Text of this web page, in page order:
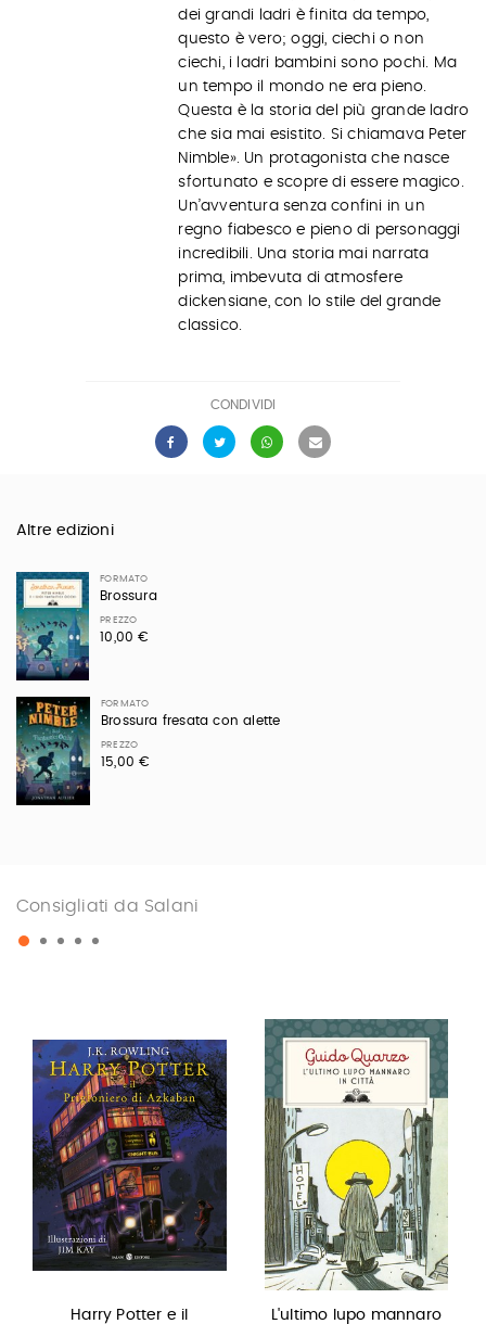
dei grandi ladri è finita da tempo,
questo è vero; oggi, ciechi o non
ciechi, i ladri bambini sono pochi. Ma
un tempo il mondo ne era pieno.
Questa è la storia del più grande ladro
che sia mai esistito. Si chiamava Peter
Nimble». Un protagonista che nasce
sfortunato e scopre di essere magico.
Un’avventura senza confini in un
regno fiabesco e pieno di personaggi
incredibili. Una storia mai narrata
prima, imbevuta di atmosfere
dickensiane, con lo stile del grande
classico.
CONDIVIDI
Altre edizioni
FORMATO
Brossura
PREZZO
10,00 €
FORMATO
Brossura fresata con alette
PREZZO
15,00 €
Consigliati da Salani
Harry Potter e il
L'ultimo lupo mannaro